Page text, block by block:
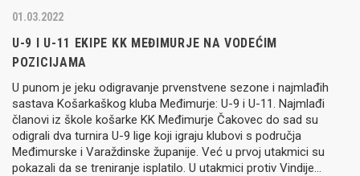
01.03.2022
U-9 I U-11 EKIPE KK MEĐIMURJE NA VODEĆIM
POZICIJAMA
U punom je jeku odigravanje prvenstvene sezone i najmlađih
sastava Košarkaškog kluba Međimurje: U-9 i U-11. Najmlađi
članovi iz škole košarke KK Međimurje Čakovec do sad su
odigrali dva turnira U-9 lige koji igraju klubovi s područja
Međimurske i Varaždinske županije. Već u prvoj utakmici su
pokazali da se treniranje isplatilo. U utakmici protiv Vindije…